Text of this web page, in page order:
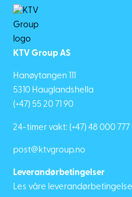
KTV Group AS
Hanøytangen 111
5310 Hauglandshella
(+47) 55 20 71 90
24-timer vakt: (+47) 48 000 777
post@ktvgroup.no
Leverandørbetingelser
Les våre